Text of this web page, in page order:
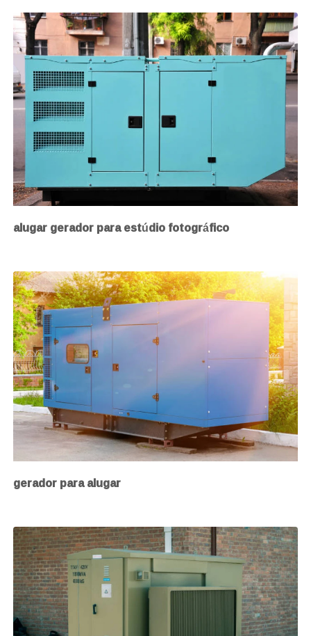
alugar gerador para estúdio fotográfico
gerador para alugar